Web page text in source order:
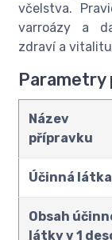
včelstva.
varroázy a
zdraví a
Parametry
Název
přípravku
Účinná látka
Obsah
látky v 1